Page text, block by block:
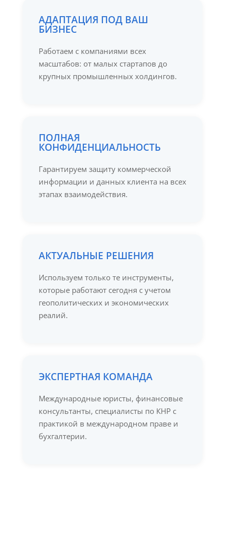
АДАПТАЦИЯ ПОД ВАШ
БИЗНЕС
Работаем с компаниями всех
масштабов: от малых стартапов до
крупных промышленных холдингов.
ПОЛНАЯ
КОНФИДЕНЦИАЛЬНОСТЬ
Гарантируем защиту коммерческой
информации и данных клиента на всех
этапах взаимодействия.
АКТУАЛЬНЫЕ РЕШЕНИЯ
Используем только те инструменты,
которые работают сегодня с учетом
геополитических и экономических
реалий.
ЭКСПЕРТНАЯ КОМАНДА
Международные юристы, финансовые
консультанты, специалисты по КНР с
практикой в международном праве и
бухгалтерии.